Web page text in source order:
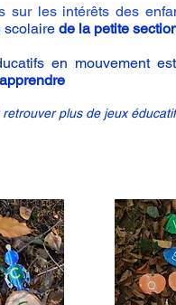
sur les intérêts des
scolaire de la petite
en mouvement
plus de jeux